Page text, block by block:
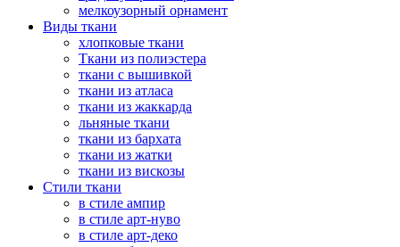
мелкоузорный орнамент
Виды ткани
хлопковые ткани
Ткани из полиэстера
ткани с вышивкой
ткани из атласа
ткани из жаккарда
льняные ткани
ткани из бархата
ткани из жатки
ткани из вискозы
Стили ткани
в стиле ампир
в стиле арт-нуво
в стиле арт-деко